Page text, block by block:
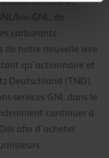
bio-GNL, de
carburants
de notre nouvelle aire
tant qu’actionnaire et
Deutschland (TND),
services GNL dans le
continuer à
afin d’acheter